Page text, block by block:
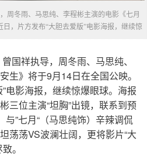
周冬雨、马思纯、李程彬主演的电影《七月
，片方发布“大胆去爱版”电影海报，继续惊
胆去爱”的主题诠释得淋漓尽致。
国祥执导，周冬雨、马思纯、
生》将于9月14日在全国公映。
电影海报，继续惊爆眼球。海报
三位主演“坦胸”出镜，联系到预
与”七月“（马思纯饰）辛辣调侃
荡VS波澜壮阔，更将影片“大
。